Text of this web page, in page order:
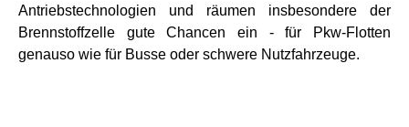
Antriebstechnologien und räumen insbesondere der
Brennstoffzelle gute Chancen ein - für Pkw-Flotten
genauso wie für Busse oder schwere Nutzfahrzeuge.